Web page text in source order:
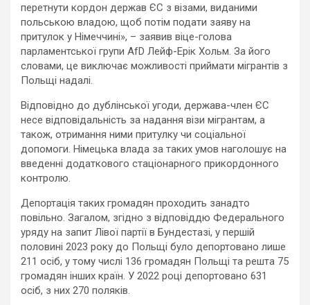
перетнути кордон держав ЄС з візами, виданими
польською владою, щоб потім подати заяву на
притулок у Німеччині», – заявив віце-голова
парламентської групи AfD Лейф-Ерік Хольм. За його
словами, це виключає можливості приймати мігрантів з
Польщі надалі.
Відповідно до дублінської угоди, держава-член ЄС
несе відповідальність за надання візи мігрантам, а
також, отримання ними притулку чи соціальної
допомоги. Німецька влада за таких умов наголошує на
введенні додаткового стаціонарного прикордонного
контролю.
Депортація таких громадян проходить занадто
повільно. Загалом, згідно з відповіддю Федерального
уряду на запит Лівої партії в Бундестазі, у першій
половині 2023 року до Польщі було депортовано лише
211 осіб, у тому числі 136 громадян Польщі та решта 75
громадян інших країн. У 2022 році депортовано 631
осіб, з них 270 поляків.